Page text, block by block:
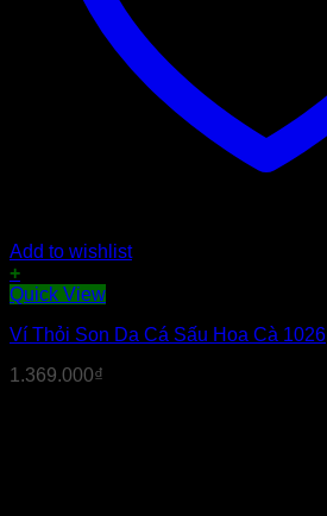
Add to wishlist
+
Quick View
Ví Thỏi Son Da Cá Sấu Hoa Cà 1026
1.369.000₫